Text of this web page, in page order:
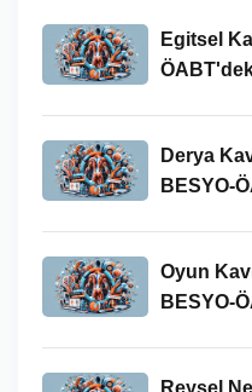
Egitsel
Derya
BESYO-
Oyun
BESYO-
Reysel